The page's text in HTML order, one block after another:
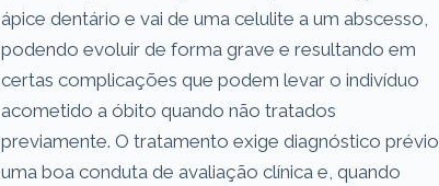
ápice dentário e vai de uma celulite a um abscesso,
podendo evoluir de forma grave e resultando em
certas complicações que podem levar o indivíduo
acometido a óbito quando não tratados
previamente. O tratamento exige diagnóstico prévio,
uma boa conduta de avaliação clínica e, quando